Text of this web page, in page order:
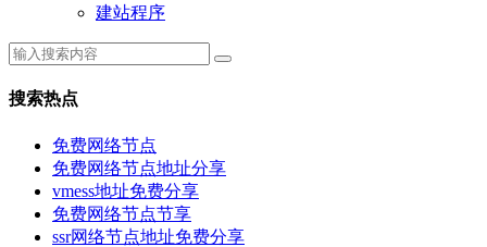
建站程序
搜索热点
免费网络节点
免费网络节点地址分享
vmess地址免费分享
免费网络节点节享
ssr网络节点地址免费分享